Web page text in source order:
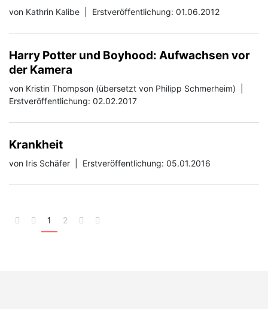
von Kathrin Kalibe Erstveröffentlichung: 01.06.2012
Harry Potter und Boyhood: Aufwachsen vor
der Kamera
von Kristin Thompson (übersetzt von Philipp Schmerheim)
Erstveröffentlichung: 02.02.2017
Krankheit
von Iris Schäfer Erstveröffentlichung: 05.01.2016
1 2